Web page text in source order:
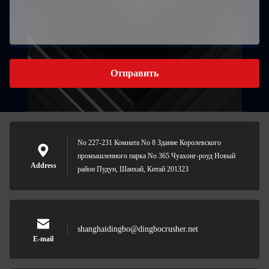
Отправить
Address
No 227-231 Комната No 8 Здание Королевского
промышленного парка No 365 Чуахонг-роуд Новый
район Пудун, Шанхай, Китай 201323
E-mail
shanghaidingbo@dingbocrusher.net